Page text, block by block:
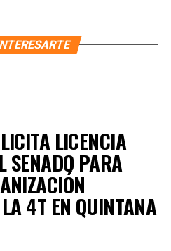
LICENCIA
SENADO PARA
4T EN QUINTANA